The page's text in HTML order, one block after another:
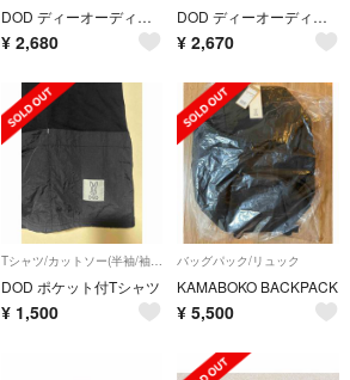
DOD ディーオーディー 多機能ボディバッグ BEIGE 付録
¥ 2,680
DOD ディーオーディー ウサゼニーレ イエロー BG1-999-YL
¥ 2,670
Tシャツ/カットソー(半袖/袖なし)
DOD ポケット付Tシャツ
¥ 1,500
バッグパック/リュック
KAMABOKO BACKPACK
¥ 5,500